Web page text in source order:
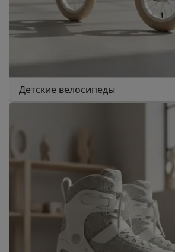
Детские велосипеды